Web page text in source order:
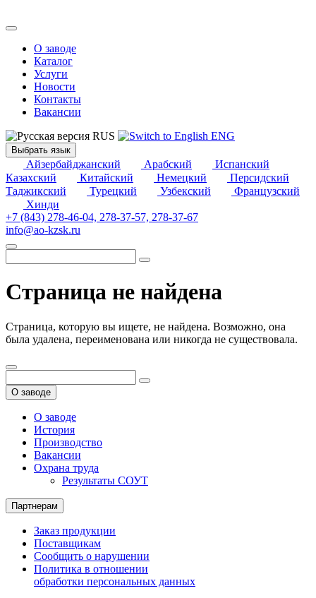
О заводе
Каталог
Услуги
Новости
Контакты
Вакансии
RUS
ENG
Выбрать язык
Айзербайджанский Арабский
Испанский
Казахский
Китайский Немецкий
Персидский
Таджикский
Турецкий Узбекский
Французский
Хинди
+7 (843) 278-46-04, 278-37-57, 278-37-67
info@ao-kzsk.ru
Страница не найдена
Страница, которую вы ищете, не найдена. Возможно, она
была удалена, переименована или никогда не существовала.
О заводе
О заводе
История
Производство
Вакансии
Охрана труда
Результаты СОУТ
Партнерам
Заказ продукции
Поставщикам
Сообщить о нарушении
Политика в отношении
обработки персональных данных